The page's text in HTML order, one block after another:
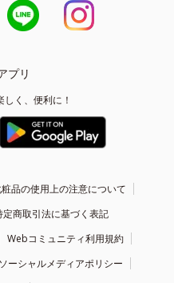
プリ
く、便利に！
品の使用上の注意について
定商取引法に基づく表記
Webコミュニティ利用規約
ソーシャルメディアポリシー